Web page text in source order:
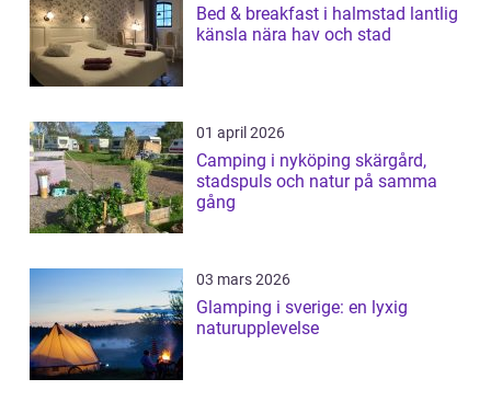
Bed & breakfast i halmstad lantlig
känsla nära hav och stad
01 april 2026
Camping i nyköping skärgård,
stadspuls och natur på samma
gång
03 mars 2026
Glamping i sverige: en lyxig
naturupplevelse